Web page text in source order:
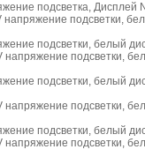
подсветка, Дисплей
подсветки,
подсветки, белый
подсветки,
подсветки, белый
подсветки,
подсветки, белый
подсветки,